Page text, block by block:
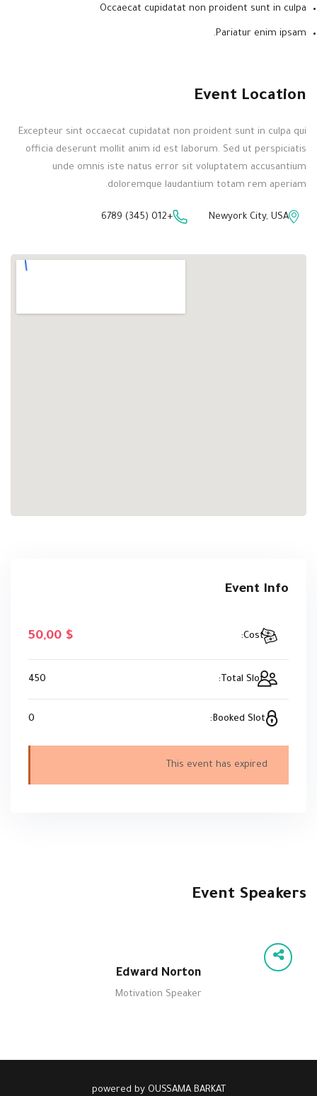
Occaecat cupidatat non proident sunt in culpa
Pariatur enim ipsam.
Event Location
Excepteur sint occaecat cupidatat non proident sunt in culpa qui
officia deserunt mollit anim id est laborum. Sed ut perspiciatis
unde omnis iste natus error sit voluptatem accusantium
doloremque laudantium totam rem aperiam.
Newyork City, USA
+012 (345) 6789
Event Info
Cost:
$ 50
,00
Total Slot:
450
Booked Slot:
0
This event has expired
Event Speakers
Edward Norton
Motivation Speaker
powered by OUSSAMA BARKAT